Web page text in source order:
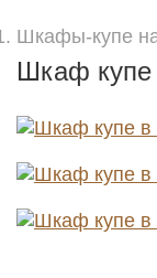
Шкафы-купе
Шкаф купе